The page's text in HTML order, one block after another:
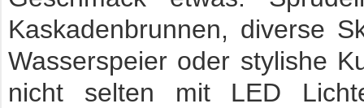
Kaskadenbrunnen, diverse
Wasserspeier oder stylishe
nicht selten mit LED